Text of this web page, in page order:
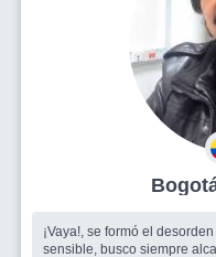
¡Vaya!, se formó el
sensible, busco siempre